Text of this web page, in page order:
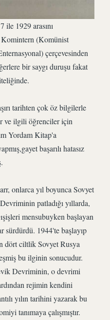
ile 1929 arasını
Komintern (Komünist
çerçevesinden
bir saygı duruşu fakat
tarihten çok öz bilgilerle
ve ilgili öğrenciler için
Yordam Kitap'a
başarılı hatasız
onlarca yıl boyunca Sovyet
patladığı yıllarda,
mensubuyken başlayan
sürdürdü. 1944'te başlayıp
dört ciltlik Sovyet Rusya
bu ilginin sonucudur.
Devriminin, o devrimi
rejimin kendini
yılın tarihini yazarak bu
tanımaya çalışmıştır.